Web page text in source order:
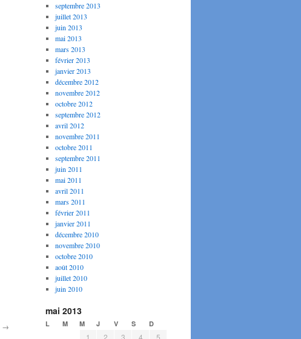
→
septembre 2013
juillet 2013
juin 2013
mai 2013
mars 2013
février 2013
janvier 2013
décembre 2012
novembre 2012
octobre 2012
septembre 2012
avril 2012
novembre 2011
octobre 2011
septembre 2011
juin 2011
mai 2011
avril 2011
mars 2011
février 2011
janvier 2011
décembre 2010
novembre 2010
octobre 2010
août 2010
juillet 2010
juin 2010
mai 2013
L M M J V S D
1 2 3 4 5